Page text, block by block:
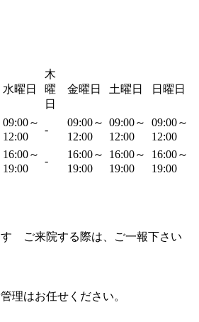
水曜日
木
曜
日
金曜日 土曜日 日曜日
09:00～
12:00
-
09:00～
12:00
09:00～
12:00
09:00～
12:00
16:00～
19:00
-
16:00～
19:00
16:00～
19:00
16:00～
19:00
ご来院する際は、ご一報下さい
理はお任せください。